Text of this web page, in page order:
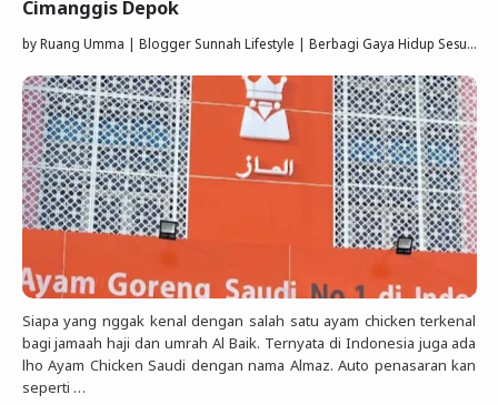
Cimanggis Depok
byRuang Umma | Blogger Sunnah Lifestyle | Berbagi Gaya Hidup Sesuai Quran Sunnah
Siapa yang nggak kenal dengan salah satu ayam chicken terkenal
bagi jamaah haji dan umrah Al Baik. Ternyata di Indonesia juga ada
lho Ayam Chicken Saudi dengan nama Almaz. Auto penasaran kan
seperti …